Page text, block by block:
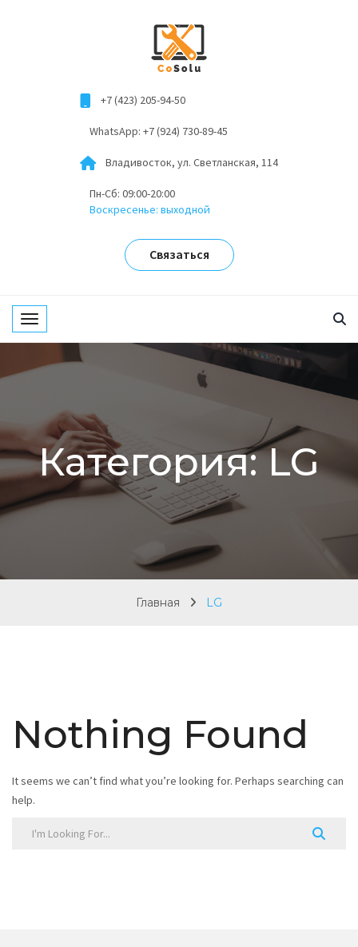
+7 (423) 205-94-50
WhatsApp: +7 (924) 730-89-45
Владивосток, ул. Светланская, 114
Пн-Сб: 09:00-20:00
Воскресенье: выходной
Связаться
Toggle navigation
Категория:LG
Главная LG
Nothing Found
It seems we can’t find what you’re looking for. Perhaps searching can
help.